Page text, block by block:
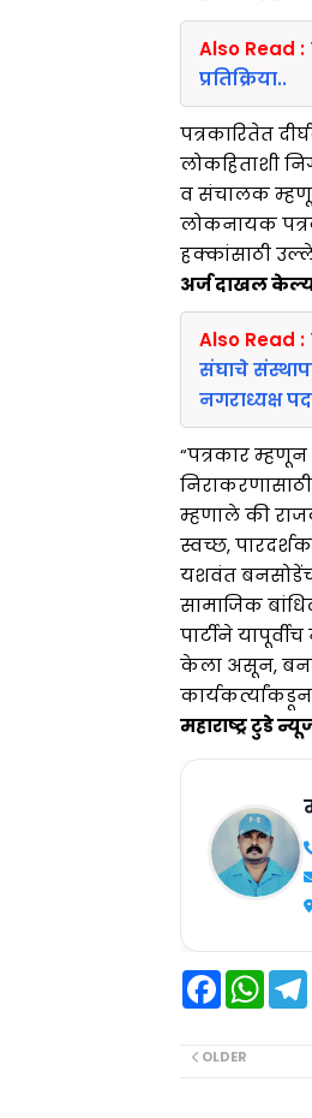
Also Read :
प्रतिक्रिया..
पत्रकारितेत
लोकहिताशी
व संचालक
लोकनायक
हक्कांसाठी
अर्ज दाखल
Also Read :
संघाचे
नगराध्यक्ष
“पत्रकार
म्हणाले की
स्वच्छ,
यशवंत
सामाजिक
पार्टीने
केला असून,
महाराष्ट्र टुडे
F
a
b
W
OLDER